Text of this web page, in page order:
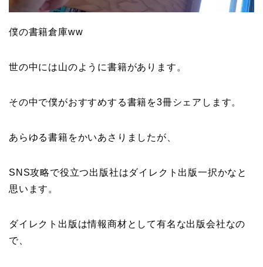
僕の書籍倉庫ww
世の中には山のように書籍があります。
その中で僕がおすすめする書籍を3冊シェアします。
あらゆる書籍をかいあさりましたが、
SNS攻略で役立つ出版社はダイレクト出版一択かなと
思います。
ダイレクト出版は情報商材として有名な出版会社なの
で、